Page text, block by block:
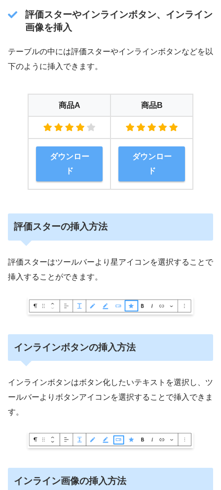
評価スターやインラインボタン、インライン
画像を挿入
テーブルの中には評価スターやインラインボタンなどを以
下のように挿入できます。
商品A 商品B
ダウンロー
ド
ダウンロー
ド
評価スターの挿入方法
評価スターはツールバーより星アイコンを選択することで
挿入することができます。
インラインボタンの挿入方法
インラインボタンはボタン化したいテキストを選択し、ツ
ールバーよりボタンアイコンを選択することで挿入できま
す。
インライン画像の挿入方法